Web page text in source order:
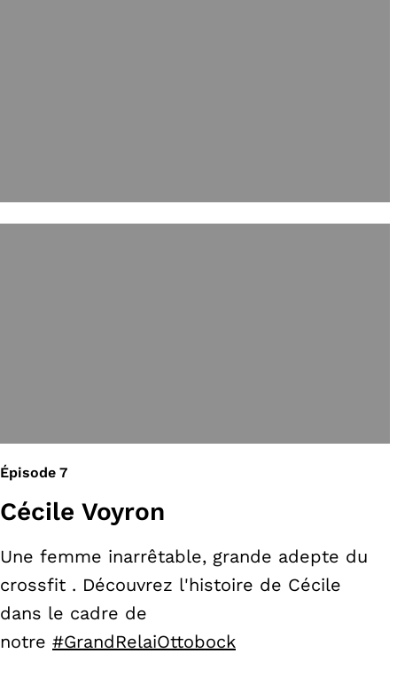
Épisode 7
Cécile Voyron
Une femme inarrêtable, grande adepte du
crossfit . Découvrez l'histoire de Cécile
dans le cadre de
notre #GrandRelaiOttobock